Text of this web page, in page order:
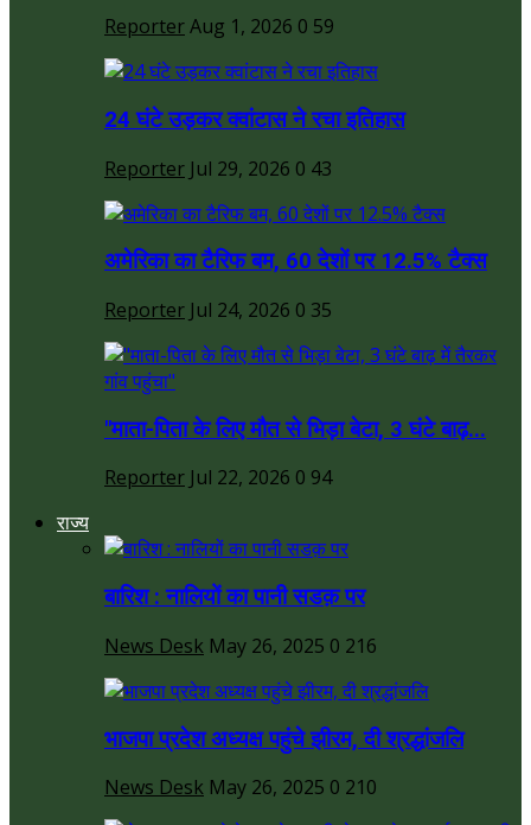
ReporterAug 1, 2026 0 59
24 घंटे उड़कर क्वांटास ने रचा इतिहास
Reporter Jul 29, 2026 0 43
अमेरिका का टैरिफ बम, 60 देशों पर 12.5% टैक्स
Reporter Jul 24, 2026 0 35
"माता-पिता के लिए मौत से भिड़ा बेटा, 3 घंटे बाढ़...
Reporter Jul 22, 2026 0 94
राज्य
बारिश : नालियों का पानी सडक़ पर
News Desk May 26, 2025 0 216
भाजपा प्रदेश अध्यक्ष पहुंचे झीरम, दी श्रद्धांजलि
News Desk May 26, 2025 0 210